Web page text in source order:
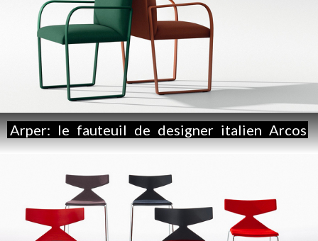
Arper: le fauteuil de designer italien Arcos